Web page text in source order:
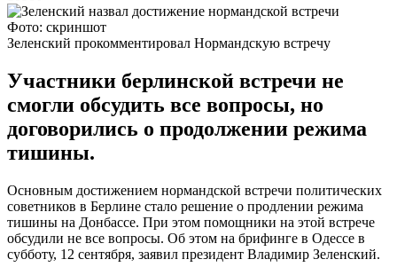
Фото: скриншот
Зеленский прокомментировал Нормандскую встречу
Участники берлинской встречи не
смогли обсудить все вопросы, но
договорились о продолжении режима
тишины.
Основным достижением нормандской встречи политических
советников в Берлине стало решение о продлении режима
тишины на Донбассе. При этом помощники на этой встрече
обсудили не все вопросы. Об этом на брифинге в Одессе в
субботу, 12 сентября, заявил президент Владимир Зеленский.